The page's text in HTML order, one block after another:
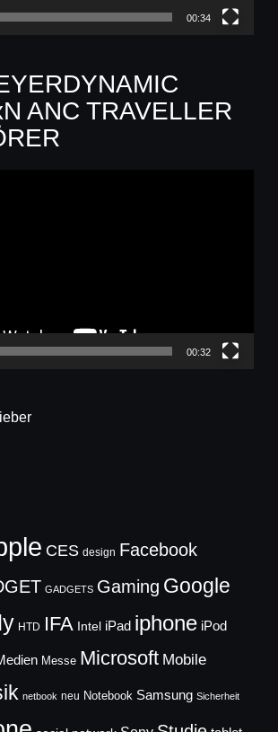
00:34
ANC TRAVELLER
00:32
CES design Facebook
GADGETS Gaming Google
HTD IFA Intel iPad iphone iPod
Messe Microsoft Mobile
netbook neu Notebook Samsung Sicherheit